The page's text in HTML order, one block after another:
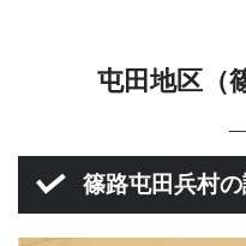
屯田地区（
篠路屯田兵村